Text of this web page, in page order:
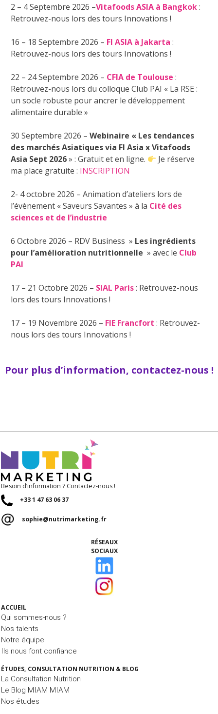
2 – 4 Septembre 2026 –Vitafoods ASIA à Bangkok :
Retrouvez-nous lors des tours Innovations !
16 – 18 Septembre 2026 – FI ASIA à Jakarta :
Retrouvez-nous lors des tours Innovations !
22 – 24 Septembre 2026 – CFIA de Toulouse :
Retrouvez-nous lors du colloque Club PAI « La RSE :
un socle robuste pour ancrer le développement
alimentaire durable »
30 Septembre 2026 – Webinaire « Les tendances
des marchés Asiatiques via FI Asia x Vitafoods
Asia Sept 2026» : Gratuit et en ligne.
Je réserve
ma place gratuite : INSCRIPTION
2- 4 octobre 2026 – Animation d’ateliers lors de
l’évènement « Saveurs Savantes » à la Cité des
sciences et de l’industrie
6 Octobre 2026 – RDV Business » Les ingrédients
pour l’amélioration nutritionnelle » avec le Club
PAI
17 – 21 Octobre 2026 – SIAL Paris : Retrouvez-nous
lors des tours Innovations !
17 – 19 Novembre 2026 – FIE Francfort : Retrouvez-
nous lors des tours Innovations !
Pour plus d’information, contactez-nous !
Besoin d’information ? Contactez-nous !
+33 1 47 63 06 37
sophie@nutrimarketing.fr
RÉSEAUX
SOCIAUX
ACCUEIL
Qui sommes-nous ?
Nos talents
Notre équipe
Ils nous font confiance
ÉTUDES, CONSULTATION NUTRITION & BLOG
La Consultation Nutrition
Le Blog MIAM MIAM
Nos études